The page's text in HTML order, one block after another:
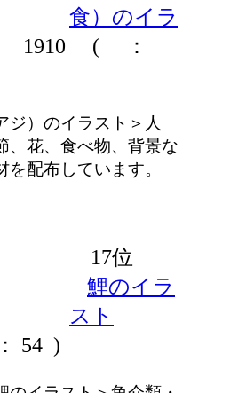
食）のイラ
1910 (
：
ジ）のイラスト＞人
、花、食べ物、背景な
を配布しています。
17位
鯉のイラ
スト
： 54 )